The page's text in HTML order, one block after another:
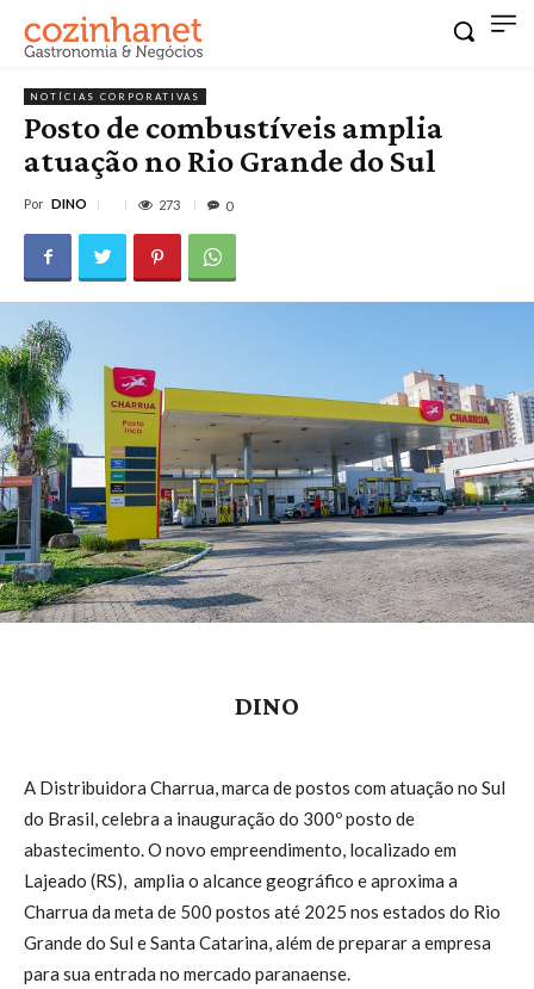
NOTÍCIAS CORPORATIVAS
Posto de combustíveis amplia
atuação no Rio Grande do Sul
Por DINO 273 0
DINO
A Distribuidora Charrua, marca de postos com atuação no Sul
do Brasil, celebra a inauguração do 300º posto de
abastecimento. O novo empreendimento, localizado em
Lajeado (RS), amplia o alcance geográfico e aproxima a
Charrua da meta de 500 postos até 2025 nos estados do Rio
Grande do Sul e Santa Catarina, além de preparar a empresa
para sua entrada no mercado paranaense.